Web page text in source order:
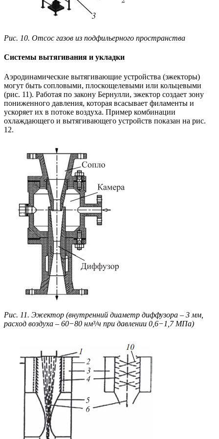
Рис. 10. Отсос газов из подфильерного пространства
Системы вытягивания и укладки
Аэродинамические вытягивающие устройства (эжекторы)
могут быть сопловыми, плоскощелевыми или кольцевыми
(рис. 11). Работая по закону Бернулли, эжектор создает зону
пониженного давления, которая всасывает филаменты и
ускоряет их в потоке воздуха. Пример комбинации
охлаждающего и вытягивающего устройств показан на рис.
12.
Рис. 11. Эжектор (внутренний диаметр диффузора – 3 мм,
расход воздуха – 60−80 нм³/ч при давлении 0,6−1,7 МПа)